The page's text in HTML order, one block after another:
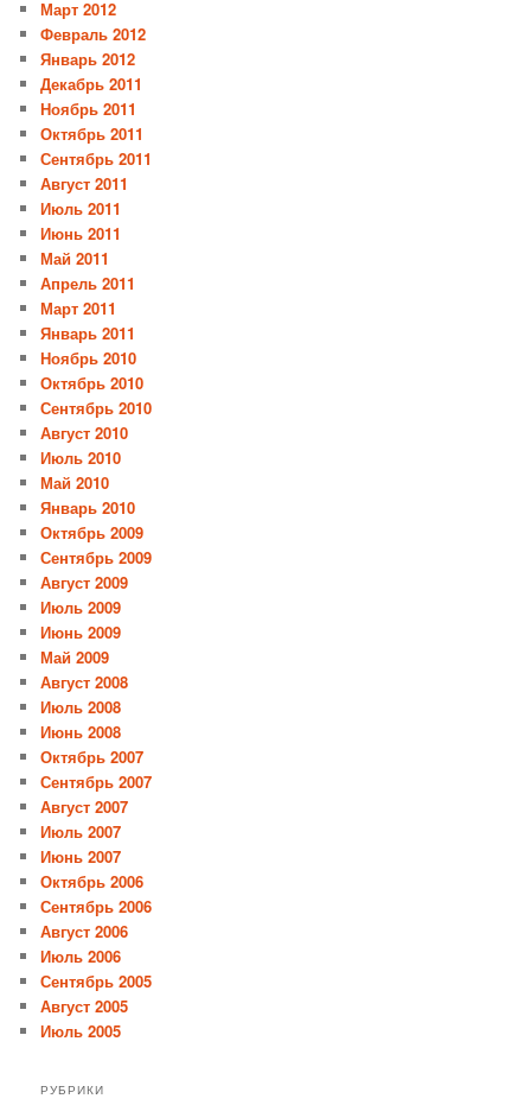
Март 2012
Февраль 2012
Январь 2012
Декабрь 2011
Ноябрь 2011
Октябрь 2011
Сентябрь 2011
Август 2011
Июль 2011
Июнь 2011
Май 2011
Апрель 2011
Март 2011
Январь 2011
Ноябрь 2010
Октябрь 2010
Сентябрь 2010
Август 2010
Июль 2010
Май 2010
Январь 2010
Октябрь 2009
Сентябрь 2009
Август 2009
Июль 2009
Июнь 2009
Май 2009
Август 2008
Июль 2008
Июнь 2008
Октябрь 2007
Сентябрь 2007
Август 2007
Июль 2007
Июнь 2007
Октябрь 2006
Сентябрь 2006
Август 2006
Июль 2006
Сентябрь 2005
Август 2005
Июль 2005
РУБРИКИ